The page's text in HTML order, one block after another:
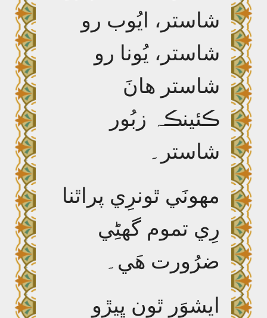
شاستر، ايُوب رو
شاستر، يُونا رو
شاستر ھانَ
ڪئينڪہ زبُور
شاستر۔
مھونَي ٿونرِي پراٿنا
رِي تموم گھڻِي
ضرُورت ھَي۔
ايشوَر ٿون ڀيڙو